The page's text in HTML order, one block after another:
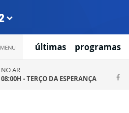
MENU últimas programas
NO AR
08:00H -TERÇO DA ESPERANÇA